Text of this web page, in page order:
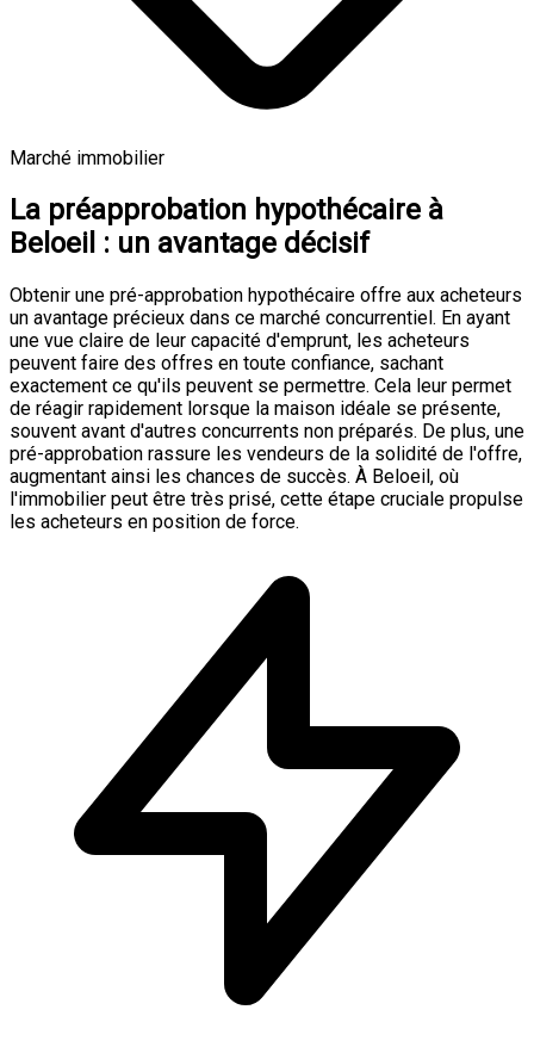
Marché immobilier
La préapprobation hypothécaire à
Beloeil : un avantage décisif
Obtenir une pré-approbation hypothécaire offre aux acheteurs
un avantage précieux dans ce marché concurrentiel. En ayant
une vue claire de leur capacité d'emprunt, les acheteurs
peuvent faire des offres en toute confiance, sachant
exactement ce qu'ils peuvent se permettre. Cela leur permet
de réagir rapidement lorsque la maison idéale se présente,
souvent avant d'autres concurrents non préparés. De plus, une
pré-approbation rassure les vendeurs de la solidité de l'offre,
augmentant ainsi les chances de succès. À Beloeil, où
l'immobilier peut être très prisé, cette étape cruciale propulse
les acheteurs en position de force.